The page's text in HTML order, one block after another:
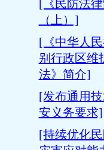
[《民防法
（上）]
[《中华人
别行政区维
法》简介]
[发布通用
安义务要求]
[持续优化